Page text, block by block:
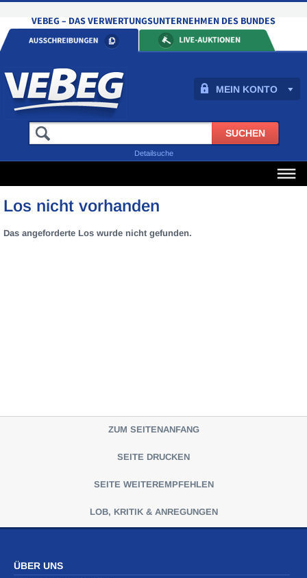
MEIN KONTO
Detailsuche
Los nicht vorhanden
Das angeforderte Los wurde nicht gefunden.
ZUM SEITENANFANG
SEITE DRUCKEN
SEITE WEITEREMPFEHLEN
LOB, KRITIK & ANREGUNGEN
ÜBER UNS